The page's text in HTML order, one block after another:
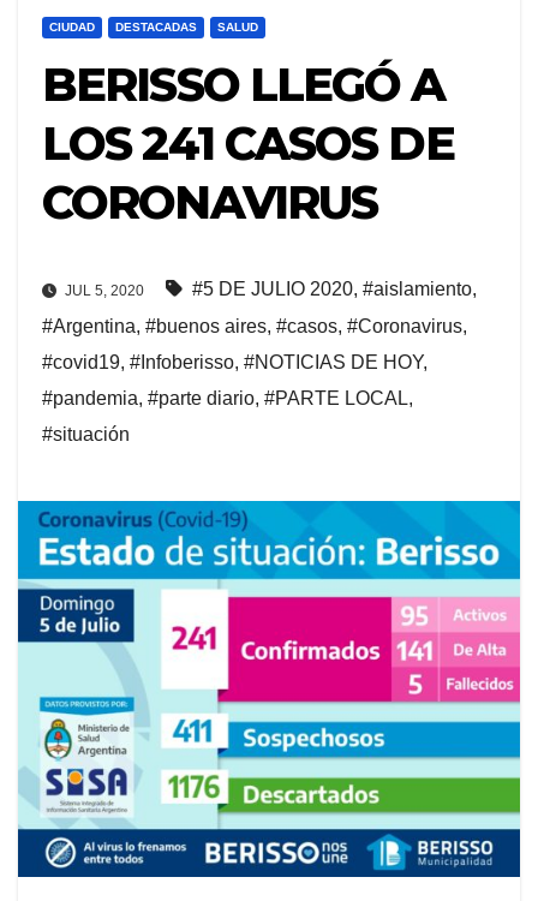
CIUDAD DESTACADAS SALUD
BERISSO LLEGÓ A
LOS 241 CASOS DE
CORONAVIRUS
JUL 5, 2020 #5 DE JULIO 2020, #aislamiento,
#Argentina, #buenos aires, #casos, #Coronavirus,
#covid19, #Infoberisso, #NOTICIAS DE HOY,
#pandemia, #parte diario, #PARTE LOCAL,
#situación